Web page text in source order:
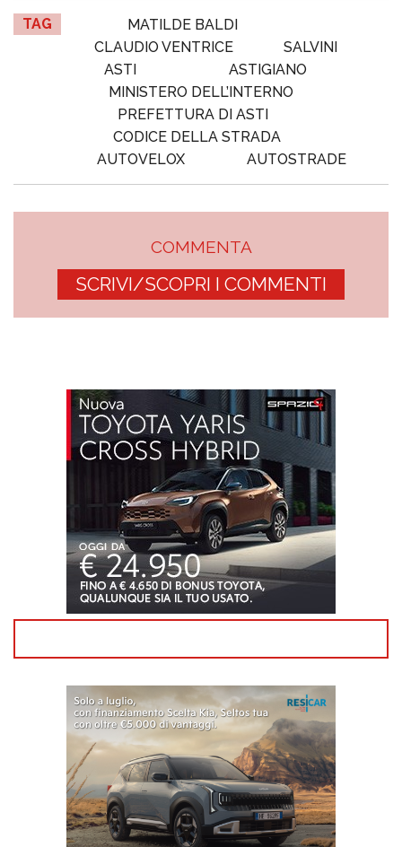
TAG
MATILDE BALDI
CLAUDIO VENTRICE
SALVINI
ASTI
ASTIGIANO
MINISTERO DELL’INTERNO
PREFETTURA DI ASTI
CODICE DELLA STRADA
AUTOVELOX
AUTOSTRADE
COMMENTA
SCRIVI/SCOPRI I COMMENTI